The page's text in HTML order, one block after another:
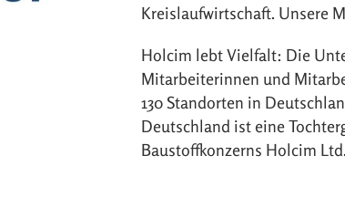
Kreislaufwirtschaft. Unsere
Holcim lebt Vielfalt: Die
Mitarbeiterinnen und
130 Standorten in
Deutschland ist eine
Baustoffkonzerns Holcim Ltd.